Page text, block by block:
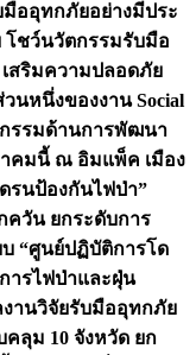
ออุทกภัยอย่างมีประ
โชว์นวัตกรรมรับมือ
สริมความปลอดภัย
นหนึ่งของงาน Social
กรรมด้านการพัฒนา
าคมนี้ ณ อิมแพ็ค เมือง
รนป้องกันไฟป่า”
วัน ยกระดับการ
“ศูนย์ปฏิบัติการโด
ารไฟป่าและฝุ่น
านวิจัยรับมืออุทกภัย
ลุม 10 จังหวัด ยก